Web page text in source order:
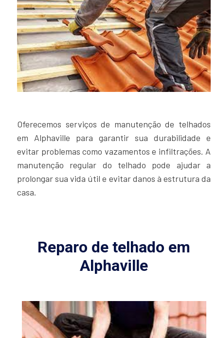
Oferecemos serviços de manutenção de telhados
em Alphaville para garantir sua durabilidade e
evitar problemas como vazamentos e infiltrações. A
manutenção regular do telhado pode ajudar a
prolongar sua vida útil e evitar danos à estrutura da
casa.
Reparo de telhado em
Alphaville